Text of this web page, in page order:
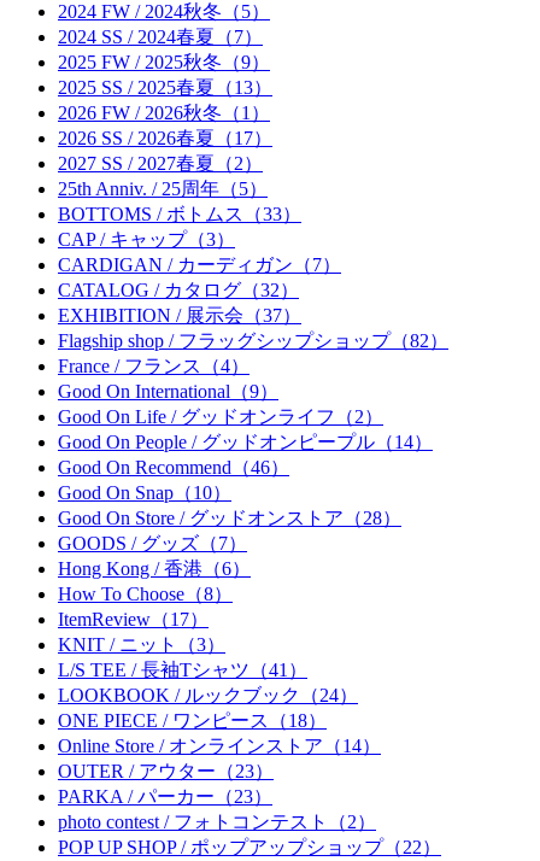
2024 FW / 2024秋冬（5）
2024 SS / 2024春夏（7）
2025 FW / 2025秋冬（9）
2025 SS / 2025春夏（13）
2026 FW / 2026秋冬（1）
2026 SS / 2026春夏（17）
2027 SS / 2027春夏（2）
25th Anniv. / 25周年（5）
BOTTOMS / ボトムス（33）
CAP / キャップ（3）
CARDIGAN / カーディガン（7）
CATALOG / カタログ（32）
EXHIBITION / 展示会（37）
Flagship shop / フラッグシップショップ（82）
France / フランス（4）
Good On International（9）
Good On Life / グッドオンライフ（2）
Good On People / グッドオンピープル（14）
Good On Recommend（46）
Good On Snap（10）
Good On Store / グッドオンストア（28）
GOODS / グッズ（7）
Hong Kong / 香港（6）
How To Choose（8）
ItemReview（17）
KNIT / ニット（3）
L/S TEE / 長袖Tシャツ（41）
LOOKBOOK / ルックブック（24）
ONE PIECE / ワンピース（18）
Online Store / オンラインストア（14）
OUTER / アウター（23）
PARKA / パーカー（23）
photo contest / フォトコンテスト（2）
POP UP SHOP / ポップアップショップ（22）